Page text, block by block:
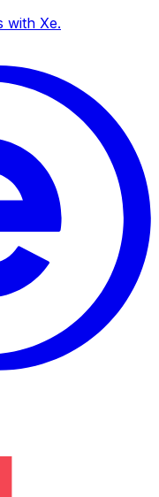
with Xe.